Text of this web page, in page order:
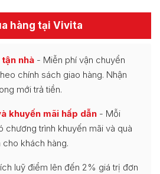
hàng tại Vivita
nhà - Miễn phí vận chuyển
chính sách giao hàng. Nhận
mới trả tiền.
khuyến mãi hấp dẫn - Mỗi
chương trình khuyến mãi và quà
cho khách hàng.
luỹ điểm lên đến 2% giá trị đơn